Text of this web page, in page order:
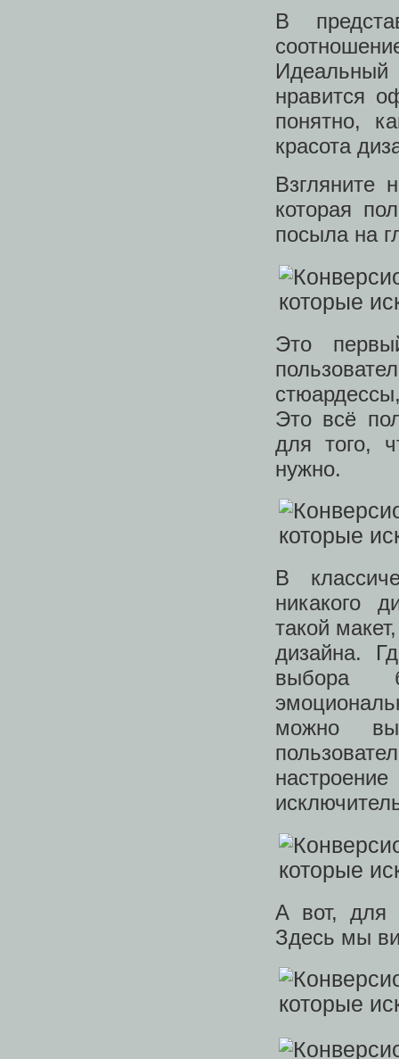
В
нравится
понятно,
красота
Взгляните
которая
посыла на
Это
Это всё
для того,
нужно.
В
никакого
такой
дизайна.
выбора
можно
А вот, для
Здесь мы